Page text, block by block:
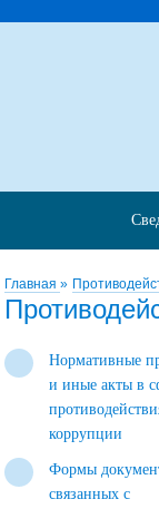
Главная »
Нормативные
и иные акты в
коррупции
Формы
связанных с